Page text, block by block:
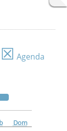
☒ Agenda
Dom